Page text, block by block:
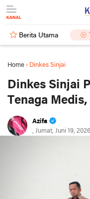
Berita Utama
Home › Dinkes Sinjai
Dinkes Sinjai
Tenaga
Azifa
, Jumat, Juni 19,